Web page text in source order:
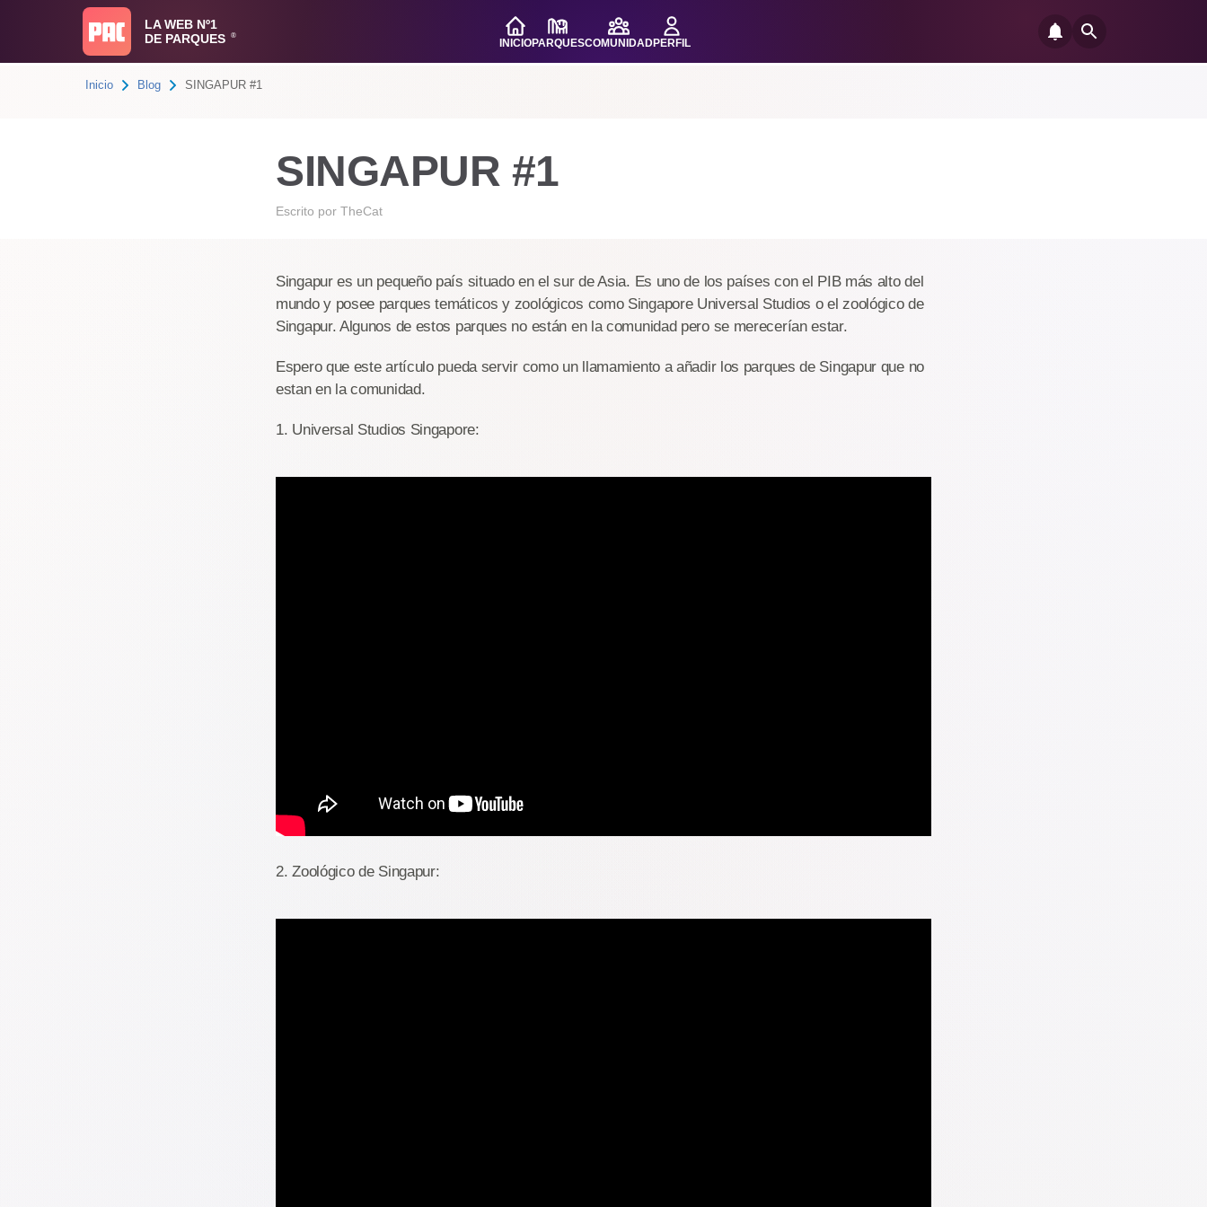
LA WEB Nº1
DE PARQUES
®
INICIOPARQUESCOMUNIDADPERFIL
Inicio Blog SINGAPUR #1
SINGAPUR #1
Escrito por TheCat
Singapur es un pequeño país situado en el sur de Asia. Es uno de los países con el PIB más alto del
mundo y posee parques temáticos y zoológicos como Singapore Universal Studios o el zoológico de
Singapur. Algunos de estos parques no están en la comunidad pero se merecerían estar.
Espero que este artículo pueda servir como un llamamiento a añadir los parques de Singapur que no
estan en la comunidad.
1. Universal Studios Singapore:
2. Zoológico de Singapur: